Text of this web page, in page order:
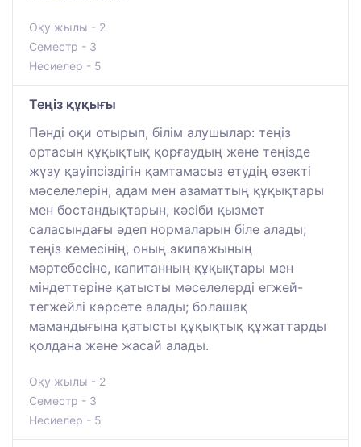
Оқу жылы - 2
Семестр - 3
Несиелер - 5
Теңіз құқығы
Пәнді оқи отырып, білім алушылар: теңіз
ортасын құқықтық қорғаудың және теңізде
жүзу қауіпсіздігін қамтамасыз етудің өзекті
мәселелерін, адам мен азаматтың құқықтары
мен бостандықтарын, кәсіби қызмет
саласындағы әдеп нормаларын біле алады;
теңіз кемесінің, оның экипажының
мәртебесіне, капитанның құқықтары мен
міндеттеріне қатысты мәселелерді егжей-
тегжейлі көрсете алады; болашақ
мамандығына қатысты құқықтық құжаттарды
қолдана және жасай алады.
Оқу жылы - 2
Семестр - 3
Несиелер - 5